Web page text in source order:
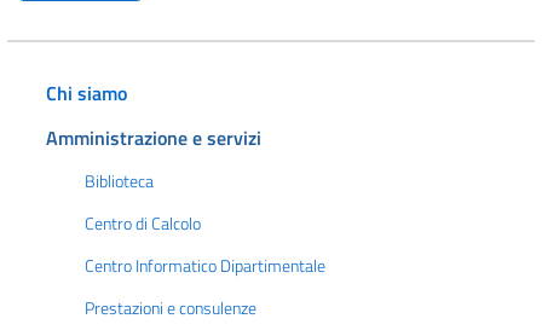
Chi siamo
Amministrazione e servizi
Biblioteca
Centro di Calcolo
Centro Informatico Dipartimentale
Prestazioni e consulenze